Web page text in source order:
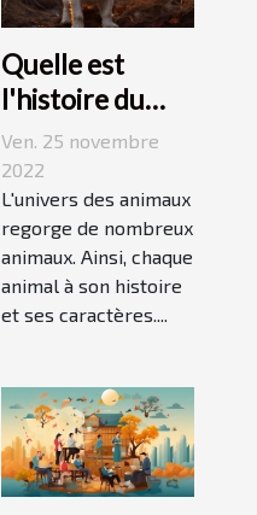
Quelle est
l'histoire du
Jack Russell
terrier ?
Ven. 25 novembre
2022
L'univers des animaux
regorge de nombreux
animaux. Ainsi, chaque
animal à son histoire
et ses caractères....